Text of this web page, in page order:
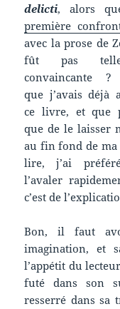
delicti, alors
première
avec la prose de
fût pas
convaincante ?
que j’avais déjà
ce livre, et que
que de le laisser
au fin fond de ma
lire, j’ai
l’avaler
c’est de
Bon, il faut
imagination, et
l’appétit du
futé dans son
resserré dans sa